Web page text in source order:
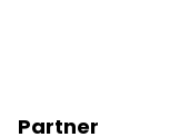
Partner